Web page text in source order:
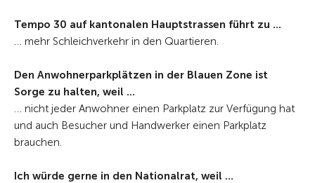
Tempo 30 auf kantonalen Hauptstrassen führt zu ...
… mehr Schleichverkehr in den Quartieren.
Den Anwohnerparkplätzen in der Blauen Zone ist
Sorge zu halten, weil ...
… nicht jeder Anwohner einen Parkplatz zur Verfügung hat
und auch Besucher und Handwerker einen Parkplatz
brauchen.
Ich würde gerne in den Nationalrat, weil …